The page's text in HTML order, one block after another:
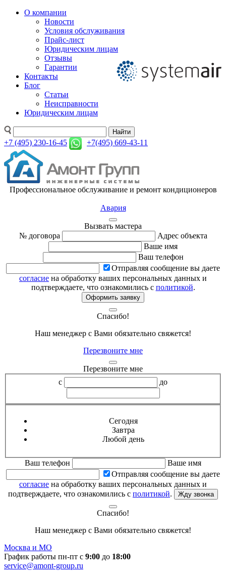
О компании
Новости
Условия обслуживания
Прайс-лист
Юридическим лицам
Отзывы
Гарантии
Контакты
Блог
Статьи
Неисправности
Юридическим лицам
Найти
+7 (495) 230-16-45 +7(495) 669-43-11
Профессиональное обслуживание и ремонт кондиционеров
Авария
Вызвать мастера
№ договора
Адрес объекта
Ваше имя
Ваш телефон
Отправляя сообщение вы даете
согласие на обработку ваших персональных данных и
подтверждаете, что ознакомились с политикой.
Оформить заявку
Спасибо!
Наш менеджер с Вами обязательно свяжется!
Перезвоните мне
Перезвоните мне
с
до
Сегодня
Завтра
Любой день
Ваш телефон
Ваше имя
Отправляя сообщение вы даете
согласие на обработку ваших персональных данных и
подтверждаете, что ознакомились с политикой. Жду звонка
Спасибо!
Наш менеджер с Вами обязательно свяжется!
Москва и МО
График работы пн-пт с 9:00 до 18:00
service@amont-group.ru